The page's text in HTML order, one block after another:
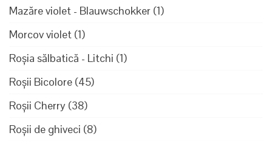
Mazăre violet - Blauwschokker (1)
Morcov violet (1)
Roșia sălbatică - Litchi (1)
Roșii Bicolore (45)
Roșii Cherry (38)
Roșii de ghiveci (8)